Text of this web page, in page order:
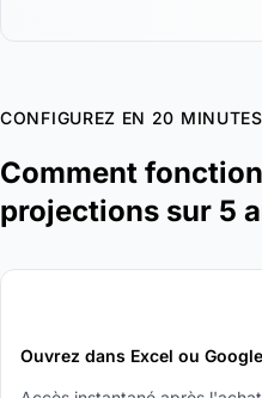
CONFIGUREZ EN 20 MINUTES
Comment
projections sur 5
Ouvrez dans Excel ou